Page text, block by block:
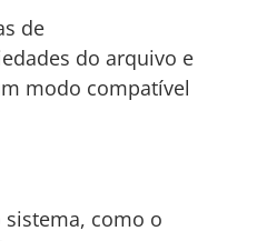
de
do arquivo e
modo compatível
como o